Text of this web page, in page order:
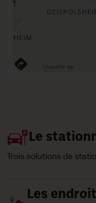
Le
Trois solutions de
Les